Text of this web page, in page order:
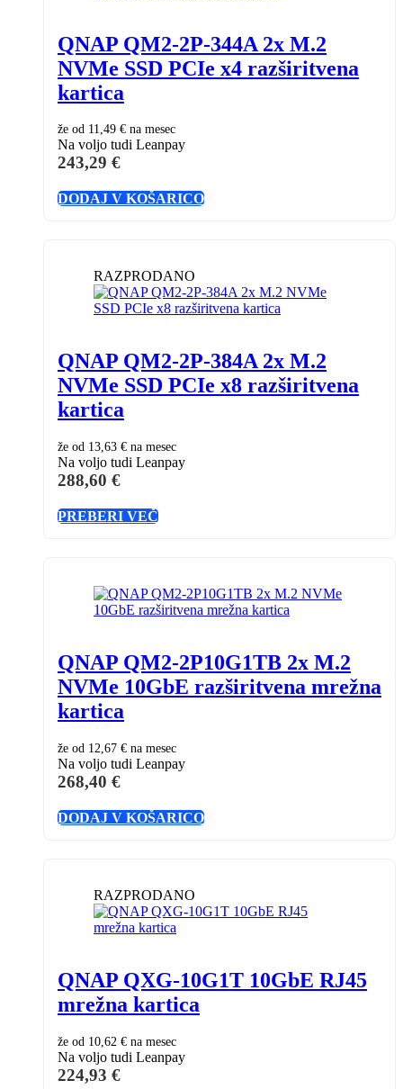
QNAP QM2-2P-344A 2x M.2
NVMe SSD PCIe x4 razširitvena
kartica
že od 11,49 € na mesec
Na voljo tudi Leanpay
243,29 €
DODAJ V KOŠARICO
RAZPRODANO
QNAP QM2-2P-384A 2x M.2
NVMe SSD PCIe x8 razširitvena
kartica
že od 13,63 € na mesec
Na voljo tudi Leanpay
288,60 €
PREBERI VEČ
QNAP QM2-2P10G1TB 2x M.2
NVMe 10GbE razširitvena mrežna
kartica
že od 12,67 € na mesec
Na voljo tudi Leanpay
268,40 €
DODAJ V KOŠARICO
RAZPRODANO
QNAP QXG-10G1T 10GbE RJ45
mrežna kartica
že od 10,62 € na mesec
Na voljo tudi Leanpay
224,93 €